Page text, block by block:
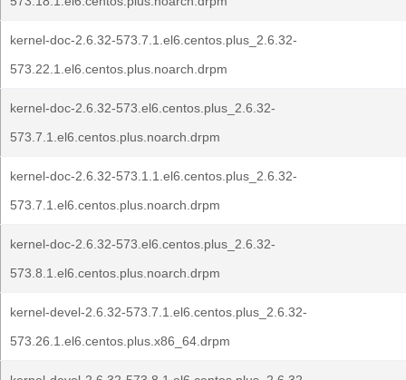
kernel-doc-2.6.32-573.7.1.el6.centos.plus_2.6.32-
573.22.1.el6.centos.plus.noarch.drpm
kernel-doc-2.6.32-573.el6.centos.plus_2.6.32-
573.7.1.el6.centos.plus.noarch.drpm
kernel-doc-2.6.32-573.1.1.el6.centos.plus_2.6.32-
573.7.1.el6.centos.plus.noarch.drpm
kernel-doc-2.6.32-573.el6.centos.plus_2.6.32-
573.8.1.el6.centos.plus.noarch.drpm
kernel-devel-2.6.32-573.7.1.el6.centos.plus_2.6.32-
573.26.1.el6.centos.plus.x86_64.drpm